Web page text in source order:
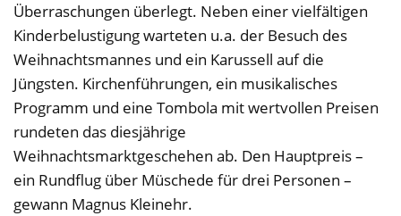
Überraschungen überlegt. Neben einer vielfältigen
Kinderbelustigung warteten u.a. der Besuch des
Weihnachtsmannes und ein Karussell auf die
Jüngsten. Kirchenführungen, ein musikalisches
Programm und eine Tombola mit wertvollen Preisen
rundeten das diesjährige
Weihnachtsmarktgeschehen ab. Den Hauptpreis –
ein Rundflug über Müschede für drei Personen –
gewann Magnus Kleinehr.